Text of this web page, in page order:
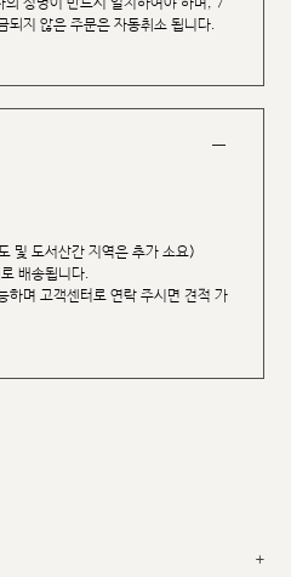
성명이 반드시 일치하여야 하며, 7
되지 않은 주문은 자동취소 됩니다.
및 도서산간 지역은 추가 소요)
배송됩니다.
며 고객센터로 연락 주시면 견적 가